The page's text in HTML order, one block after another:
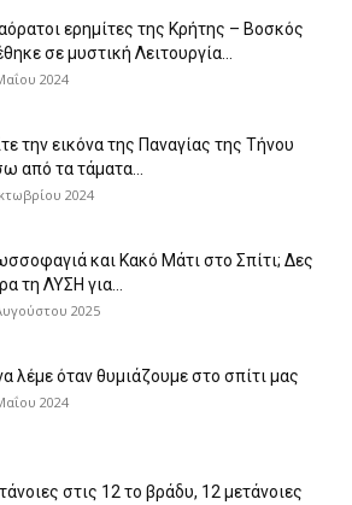
ερημίτες της Κρήτης – Βοσκός
σε μυστική Λειτουργία...
2024
την εικόνα της Παναγίας της Τήνου
από τα τάματα...
2024
και Κακό Μάτι στο Σπίτι; Δες
τη ΛΥΣΗ για...
2025
λέμε όταν θυμιάζουμε στο σπίτι μας
2024
στις 12 το βράδυ, 12 μετάνοιες